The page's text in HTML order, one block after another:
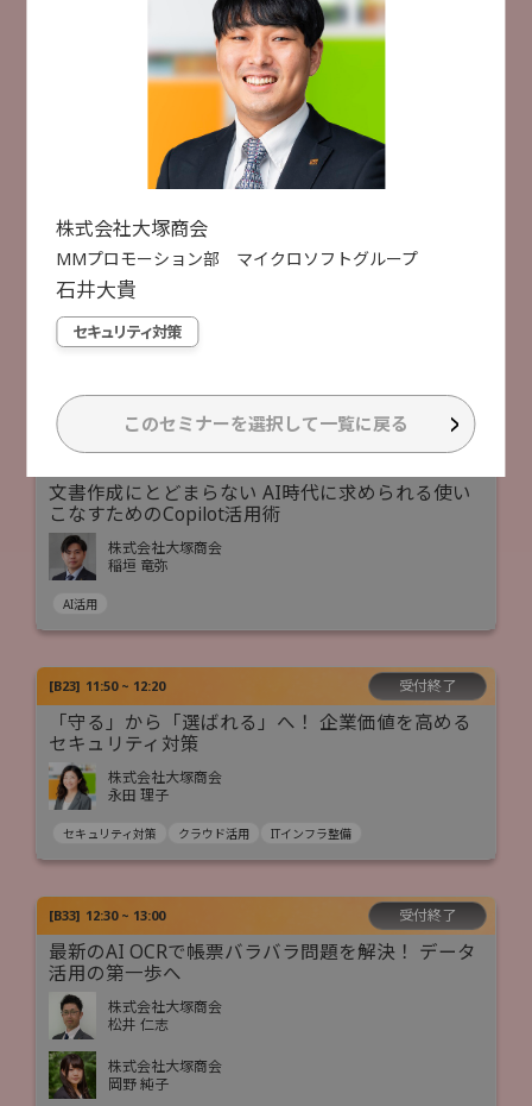
セキュリティ人材不足でもリスク最小化を目指す
「プロアクティブ」なアプローチ
トレンドマイクロ株式会社
人手不足対策
B42] 11:30 ~ 12:00
【評価制度対応】DXとセキュリティを両立!!「ちょ
うどいい」サプライチェーン対策
HENNGE株式会社
市川 貴生 氏
B12] 11:35 ~ 12:05 受付終了
文書作成にとどまらない AI時代に求められる使い
こなすためのCopilot活用術
株式会社大塚商会
稲垣 竜弥
AI活用
[B23] 11:50 ~ 12:20 受付終了
「守る」から「選ばれる」へ！ 企業価値を高める
セキュリティ対策
株式会社大塚商会
永田 理子
セキュリティ対策 クラウド活用 ITインフラ整備
[B33] 12:30 ~ 13:00 受付終了
最新のAI OCRで帳票バラバラ問題を解決！ データ
活用の第一歩へ
株式会社大塚商会
松井 仁志
株式会社大塚商会
岡野 純子
2月18日 2月19日
選択した項目をリセットする
検索
株式会社大塚商会
MMプロモーション部 マイクロソフトグループ
石井大貴
セキュリティ対策
このセミナーを選択して一覧に戻る